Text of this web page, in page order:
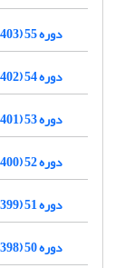
دوره 55 (1403)
دوره 54 (1402)
دوره 53 (1401)
دوره 52 (1400)
دوره 51 (1399)
دوره 50 (1398)